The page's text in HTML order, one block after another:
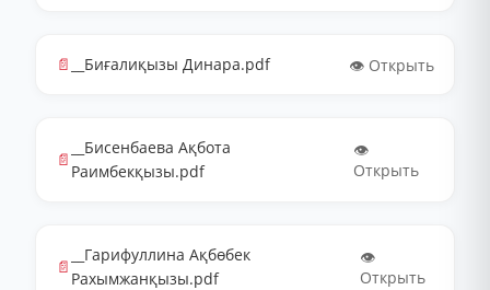
📄 __Биғалиқызы Динара.pdf 👁️ Открыть
📄
__Бисенбаева Ақбота
Раимбекқызы.pdf
👁️
Открыть
📄
__Гарифуллина Ақбөбек
Рахымжанқызы.pdf
👁️
Открыть